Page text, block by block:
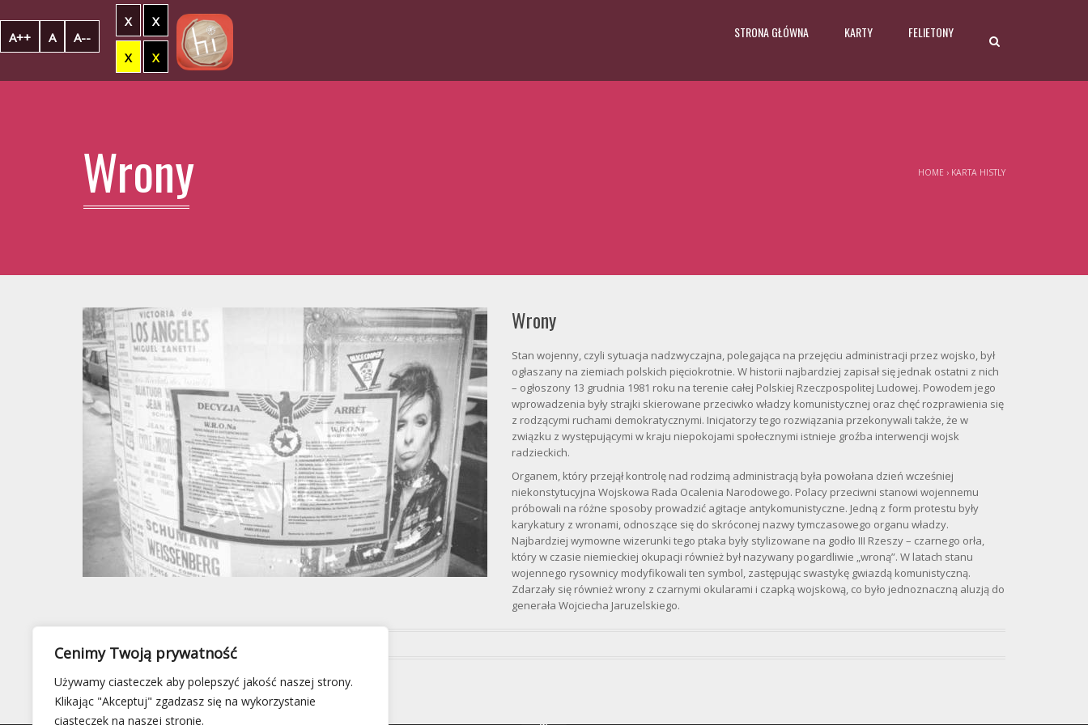
Cenimy Twoją prywatność
Używamy ciasteczek aby polepszyć jakość naszej strony.
Klikając "Akceptuj" zgadzasz się na wykorzystanie
ciasteczek na naszej stronie.
A++ A A--
X X
X X
STRONA GŁÓWNA KARTY FELIETONY
Wrony HOME › KARTA HISTLY
Wrony
Stan wojenny, czyli sytuacja nadzwyczajna, polegająca na przejęciu administracji przez wojsko, był
ogłaszany na ziemiach polskich pięciokrotnie. W historii najbardziej zapisał się jednak ostatni z nich
– ogłoszony 13 grudnia 1981 roku na terenie całej Polskiej Rzeczpospolitej Ludowej. Powodem jego
wprowadzenia były strajki skierowane przeciwko władzy komunistycznej oraz chęć rozprawienia się
z rodzącymi ruchami demokratycznymi. Inicjatorzy tego rozwiązania przekonywali także, że w
związku z występującymi w kraju niepokojami społecznymi istnieje groźba interwencji wojsk
radzieckich.
Organem, który przejął kontrolę nad rodzimą administracją była powołana dzień wcześniej
niekonstytucyjna Wojskowa Rada Ocalenia Narodowego. Polacy przeciwni stanowi wojennemu
próbowali na różne sposoby prowadzić agitacje antykomunistyczne. Jedną z form protestu były
karykatury z wronami, odnoszące się do skróconej nazwy tymczasowego organu władzy.
Najbardziej wymowne wizerunki tego ptaka były stylizowane na godło III Rzeszy – czarnego orła,
który w czasie niemieckiej okupacji również był nazywany pogardliwie „wroną”. W latach stanu
wojennego rysownicy modyfikowali ten symbol, zastępując swastykę gwiazdą komunistyczną.
Zdarzały się również wrony z czarnymi okularami i czapką wojskową, co było jednoznaczną aluzją do
generała Wojciecha Jaruzelskiego.